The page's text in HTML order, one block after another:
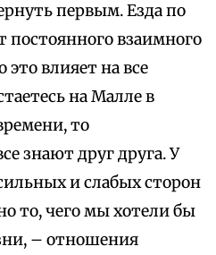
первым. Езда по
постоянного взаимного
влияет на все
на Малле в
то
знают друг друга. У
и слабых сторон
то, чего мы хотели бы
– отношения